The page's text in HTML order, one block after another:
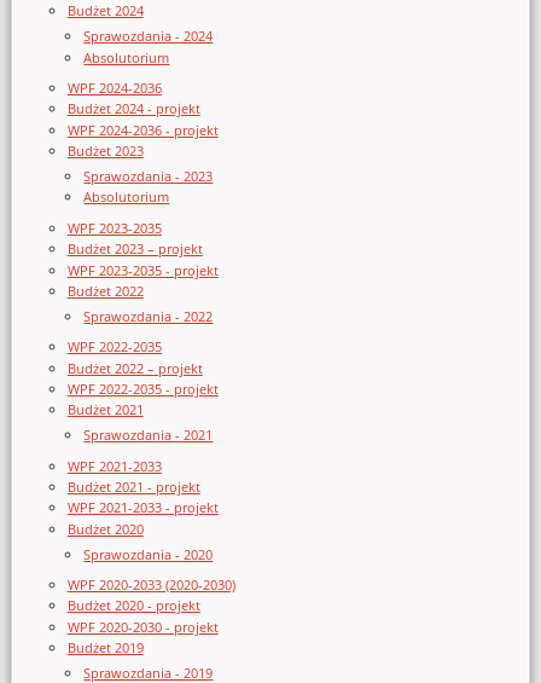
Budżet 2024
Sprawozdania - 2024
Absolutorium
WPF 2024-2036
Budżet 2024 - projekt
WPF 2024-2036 - projekt
Budżet 2023
Sprawozdania - 2023
Absolutorium
WPF 2023-2035
Budżet 2023 – projekt
WPF 2023-2035 - projekt
Budżet 2022
Sprawozdania - 2022
WPF 2022-2035
Budżet 2022 – projekt
WPF 2022-2035 - projekt
Budżet 2021
Sprawozdania - 2021
WPF 2021-2033
Budżet 2021 - projekt
WPF 2021-2033 - projekt
Budżet 2020
Sprawozdania - 2020
WPF 2020-2033 (2020-2030)
Budżet 2020 - projekt
WPF 2020-2030 - projekt
Budżet 2019
Sprawozdania - 2019